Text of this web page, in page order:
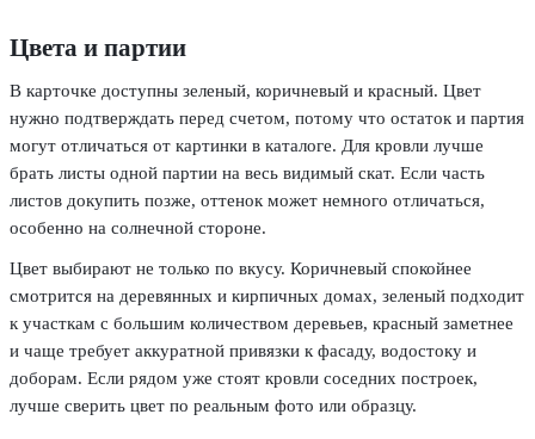
Цвета и партии
В карточке доступны зеленый, коричневый и красный. Цвет
нужно подтверждать перед счетом, потому что остаток и партия
могут отличаться от картинки в каталоге. Для кровли лучше
брать листы одной партии на весь видимый скат. Если часть
листов докупить позже, оттенок может немного отличаться,
особенно на солнечной стороне.
Цвет выбирают не только по вкусу. Коричневый спокойнее
смотрится на деревянных и кирпичных домах, зеленый подходит
к участкам с большим количеством деревьев, красный заметнее
и чаще требует аккуратной привязки к фасаду, водостоку и
доборам. Если рядом уже стоят кровли соседних построек,
лучше сверить цвет по реальным фото или образцу.